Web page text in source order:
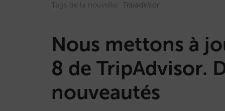
Tags de la nouvelle: Tripadvisor
Nous mettons à
8 de TripAdvisor.
nouveautés